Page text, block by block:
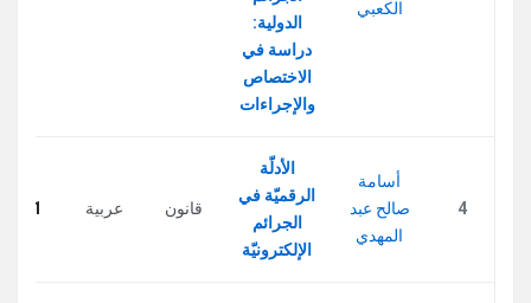
الكعبي
الدولية:
دراسة في
الاختصاص
والإجراءات
4
أسامة
صالح عبد
المهدي
الأدلّة
الرقميّة في
الجرائم
الإلكترونيّة
قانون عربية 301